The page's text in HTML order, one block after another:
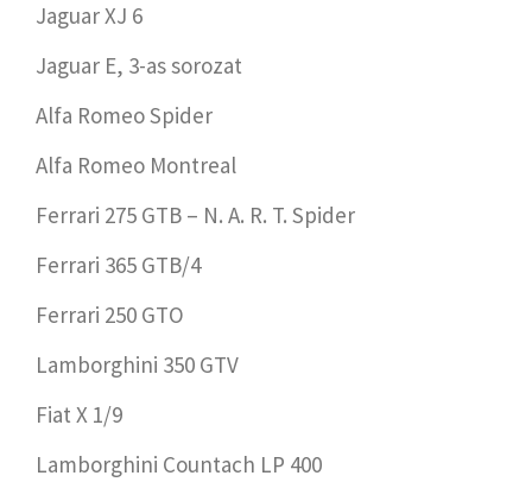
Jaguar XJ 6
Jaguar E, 3-as sorozat
Alfa Romeo Spider
Alfa Romeo Montreal
Ferrari 275 GTB – N. A. R. T. Spider
Ferrari 365 GTB/4
Ferrari 250 GTO
Lamborghini 350 GTV
Fiat X 1/9
Lamborghini Countach LP 400